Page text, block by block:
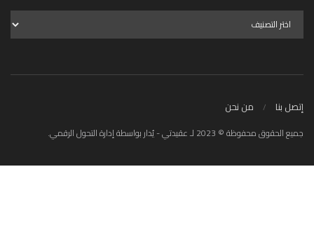
إتصل بنا من نحن
جميع الحقوق محفوظة © 2023 لـ عقيدتي - يُدار بواسطة إدارة التحول الرقمي.